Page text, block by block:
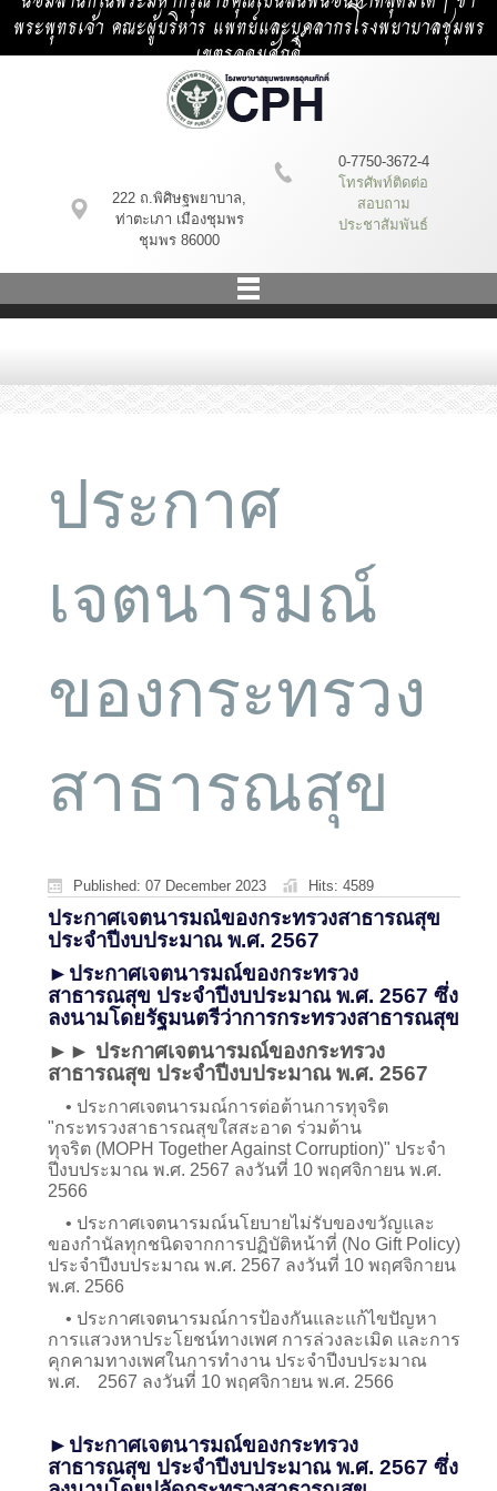
พระพุทธเจ้า คณะผู้บริหาร แพทย์และบุคลากรโรงพยาบาลชุมพร
เขตรอุดมศักดิ์
222 ถ.พิศิษฐพยาบาล,
ท่าตะเภา เมืองชุมพร
ชุมพร 86000
0-7750-3672-4
โทรศัพท์ติดต่อ
สอบถาม
ประชาสัมพันธ์
ประกาศ
เจตนารมณ์
ของกระทรวง
สาธารณสุข
Published: 07 December 2023 Hits: 4589
ประกาศเจตนารมณ์ของกระทรวงสาธารณสุข
ประจำปีงบประมาณ พ.ศ. 2567
►ประกาศเจตนารมณ์ของกระทรวง
สาธารณสุข ประจำปีงบประมาณ พ.ศ. 2567 ซึ่ง
ลงนามโดยรัฐมนตรีว่าการกระทรวงสาธารณสุข
►► ประกาศเจตนารมณ์ของกระทรวง
สาธารณสุข ประจำปีงบประมาณ พ.ศ. 2567
• ประกาศเจตนารมณ์การต่อต้านการทุจริต
"กระทรวงสาธารณสุขใสสะอาด ร่วมต้าน
ทุจริต (MOPH Together Against Corruption)" ประจำ
ปีงบประมาณ พ.ศ. 2567 ลงวันที่ 10 พฤศจิกายน พ.ศ.
2566
• ประกาศเจตนารมณ์นโยบายไม่รับของขวัญและ
ของกำนัลทุกชนิดจากการปฏิบัติหน้าที่ (No Gift Policy)
ประจำปีงบประมาณ พ.ศ. 2567 ลงวันที่ 10 พฤศจิกายน
พ.ศ. 2566
• ประกาศเจตนารมณ์การป้องกันและแก้ไขปัญหา
การแสวงหาประโยชน์ทางเพศ การล่วงละเมิด และการ
คุกคามทางเพศในการทำงาน ประจำปีงบประมาณ
พ.ศ. 2567 ลงวันที่ 10 พฤศจิกายน พ.ศ. 2566
►ประกาศเจตนารมณ์ของกระทรวง
สาธารณสุข ประจำปีงบประมาณ พ.ศ. 2567 ซึ่ง